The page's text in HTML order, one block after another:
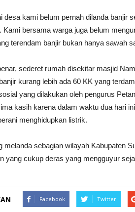
desa kami belum pernah dilanda banjir
Kami bersama warga juga belum
terendam banjir bukan hanya sawah
sederet rumah disekitar masjid
kurang lebih ada 60 KK yang
yang dilakukan oleh pengurus
kasih karena dalam waktu dua hari
menghidupkan listrik.
melanda sebagian wilayah Kabupaten
yang cukup deras yang mengguyur
Facebook Twitter